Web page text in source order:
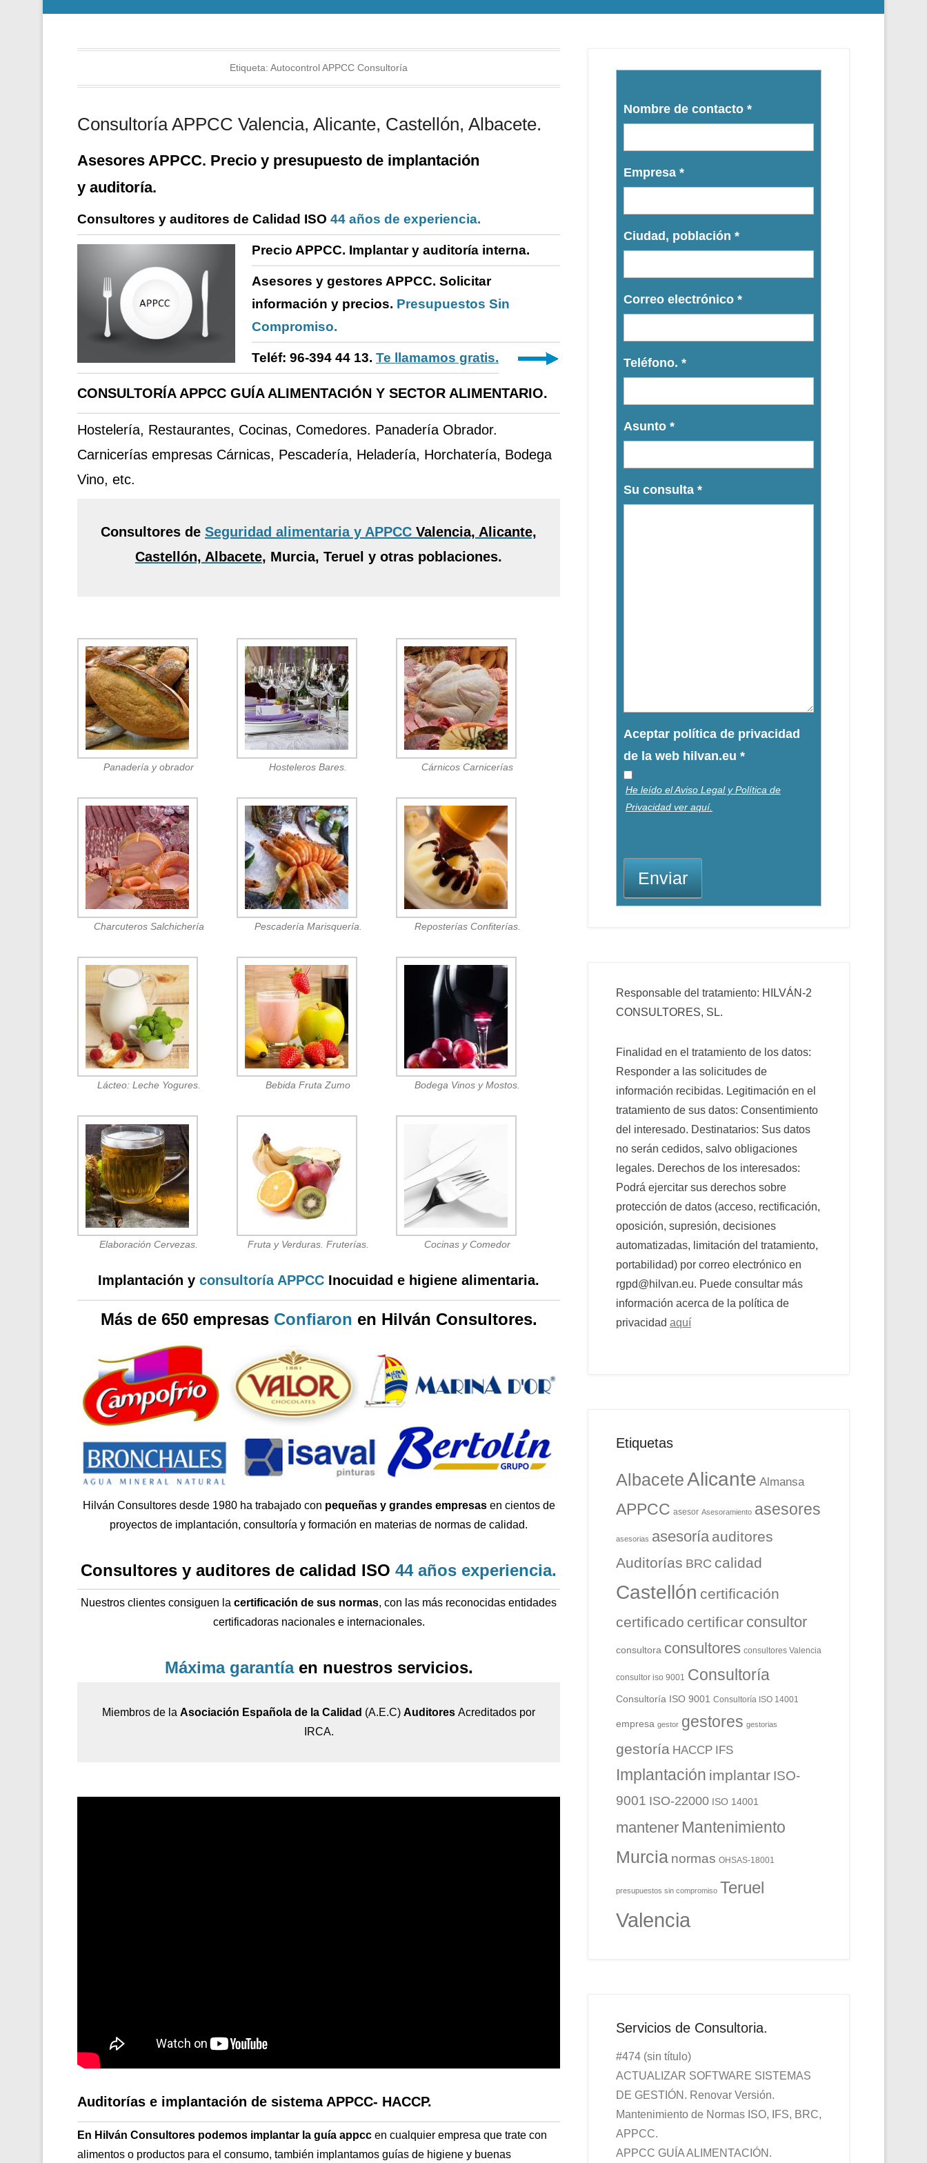
Etiqueta: Autocontrol APPCC Consultoría
Consultoría APPCC Valencia, Alicante, Castellón, Albacete.
Asesores APPCC. Precio y presupuesto de implantación
y auditoría.
Consultores y auditores de Calidad ISO 44 años de experiencia.
Precio APPCC. Implantar y auditoría interna.
Asesores y gestores APPCC. Solicitar
información y precios. Presupuestos Sin
Compromiso.
Teléf: 96-394 44 13. Te llamamos gratis.
CONSULTORÍA APPCC GUÍA ALIMENTACIÓN Y SECTOR ALIMENTARIO.
Hostelería, Restaurantes, Cocinas, Comedores. Panadería Obrador.
Carnicerías empresas Cárnicas, Pescadería, Heladería, Horchatería, Bodega
Vino, etc.
Consultores de Seguridad alimentaria y APPCC Valencia, Alicante,
Castellón, Albacete, Murcia, Teruel y otras poblaciones.
Panadería y obrador Hosteleros Bares. Cárnicos Carnicerías
Charcuteros Salchichería Pescadería Marisquería. Reposterías Confiterías.
Lácteo: Leche Yogures. Bebida Fruta Zumo Bodega Vinos y Mostos.
Elaboración Cervezas. Fruta y Verduras. Fruterías. Cocinas y Comedor
Implantación y consultoría APPCC Inocuidad e higiene alimentaria.
Más de 650 empresas Confiaron en Hilván Consultores.
Hilván Consultores desde 1980 ha trabajado con pequeñas y grandes empresas en cientos de
proyectos de implantación, consultoría y formación en materias de normas de calidad.
Consultores y auditores de calidad ISO 44 años experiencia.
Nuestros clientes consiguen la certificación de sus normas, con las más reconocidas entidades
certificadoras nacionales e internacionales.
Máxima garantíaen nuestros servicios.
Miembros de la Asociación Española de la Calidad (A.E.C) Auditores Acreditados por
IRCA.
Auditorías e implantación de sistema APPCC- HACCP.
En Hilván Consultores podemos implantar la guía appcc en cualquier empresa que trate con
alimentos o productos para el consumo, también implantamos guías de higiene y buenas
Nombre de contacto *
Empresa *
Ciudad, población *
Correo electrónico *
Teléfono. *
Asunto *
Su consulta *
Aceptar política de privacidad
de la web hilvan.eu *
He leído el Aviso Legal y Política de
Privacidad ver aquí.
Enviar
Responsable del tratamiento: HILVÁN-2
CONSULTORES, SL.
Finalidad en el tratamiento de los datos:
Responder a las solicitudes de
información recibidas. Legitimación en el
tratamiento de sus datos: Consentimiento
del interesado. Destinatarios: Sus datos
no serán cedidos, salvo obligaciones
legales. Derechos de los interesados:
Podrá ejercitar sus derechos sobre
protección de datos (acceso, rectificación,
oposición, supresión, decisiones
automatizadas, limitación del tratamiento,
portabilidad) por correo electrónico en
rgpd@hilvan.eu. Puede consultar más
información acerca de la política de
privacidad aquí
Etiquetas
AlbaceteAlicante Almansa
APPCC asesor Asesoramiento asesores
asesorias asesoría auditores
Auditorías BRC calidad
Castellón certificación
certificado certificar consultor
consultora consultores consultores Valencia
consultor iso 9001 Consultoría
Consultoría ISO 9001 Consultoría ISO 14001
empresa gestor gestores gestorias
gestoría HACCP IFS
Implantación implantar ISO-
9001 ISO-22000 ISO 14001
mantener Mantenimiento
Murcia normas OHSAS-18001
presupuestos sin compromiso Teruel
Valencia
Servicios de Consultoria.
#474 (sin título)
ACTUALIZAR SOFTWARE SISTEMAS
DE GESTIÓN. Renovar Versión.
Mantenimiento de Normas ISO, IFS, BRC,
APPCC.
APPCC GUÍA ALIMENTACIÓN.